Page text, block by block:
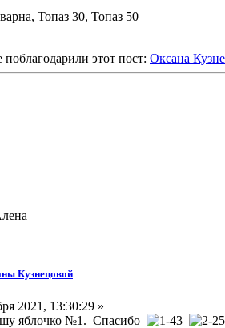
Топаз 30, Топаз 50
этот пост: Оксана
Кузнецовой
2021, 13:30:29 »
яблочко №1. Спасибо